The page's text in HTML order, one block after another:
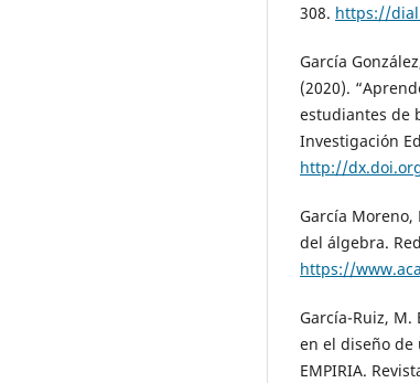
308. https://
García
(2020).
estudiantes de
Investigación
http://
García Moreno,
del álgebra.
https://
García-Ruiz, M.
en el diseño de
EMPIRIA.